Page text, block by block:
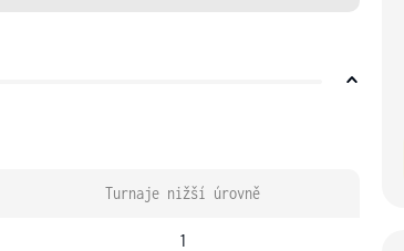
Turnaje nižší úrovně
1